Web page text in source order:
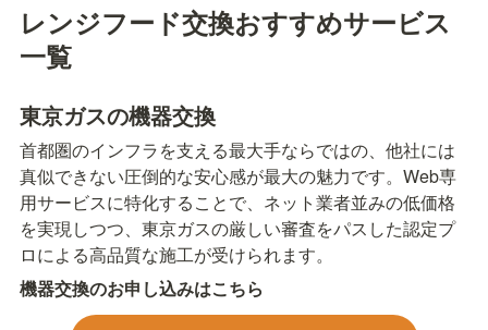
レンジフード交換おすすめサービス
一覧
東京ガスの機器交換
首都圏のインフラを支える最大手ならではの、他社には
真似できない圧倒的な安心感が最大の魅力です。Web専
用サービスに特化することで、ネット業者並みの低価格
を実現しつつ、東京ガスの厳しい審査をパスした認定プ
ロによる高品質な施工が受けられます。
機器交換のお申し込みはこちら